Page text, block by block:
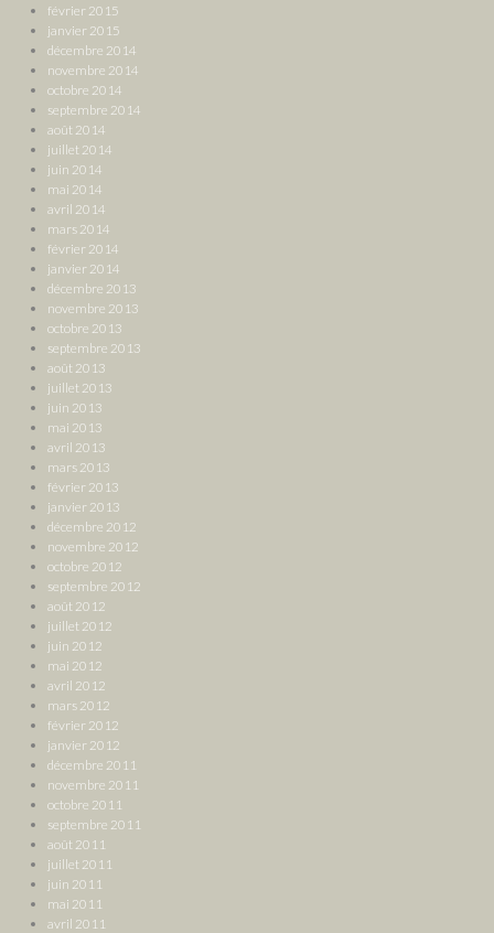
février 2015
janvier 2015
décembre 2014
novembre 2014
octobre 2014
septembre 2014
août 2014
juillet 2014
juin 2014
mai 2014
avril 2014
mars 2014
février 2014
janvier 2014
décembre 2013
novembre 2013
octobre 2013
septembre 2013
août 2013
juillet 2013
juin 2013
mai 2013
avril 2013
mars 2013
février 2013
janvier 2013
décembre 2012
novembre 2012
octobre 2012
septembre 2012
août 2012
juillet 2012
juin 2012
mai 2012
avril 2012
mars 2012
février 2012
janvier 2012
décembre 2011
novembre 2011
octobre 2011
septembre 2011
août 2011
juillet 2011
juin 2011
mai 2011
avril 2011